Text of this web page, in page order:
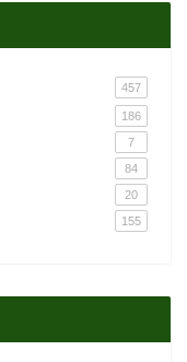
457
186
7
84
20
155